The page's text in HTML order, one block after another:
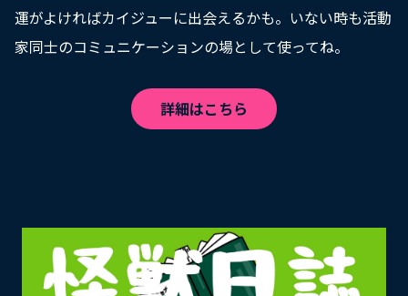
運がよければカイジューに出会えるかも。いない時も活動
家同士のコミュニケーションの場として使ってね。
詳細はこちら